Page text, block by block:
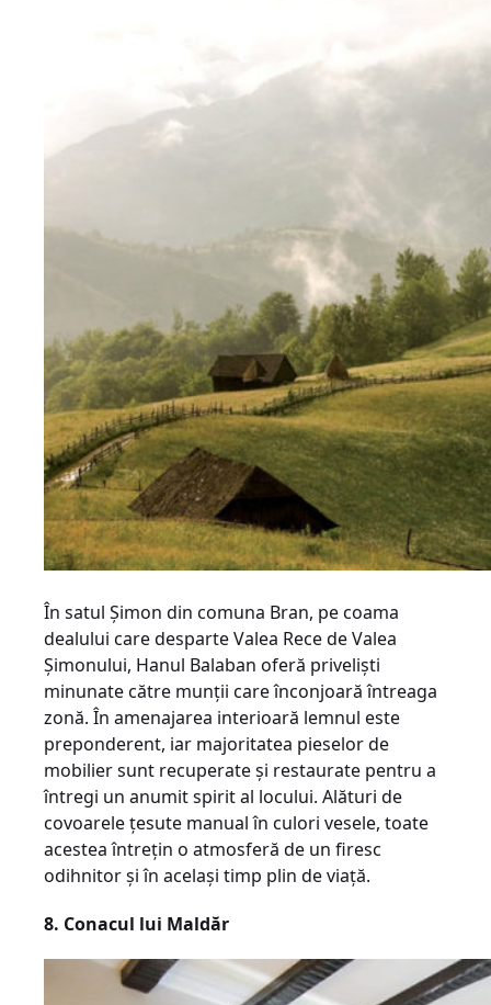
În satul Șimon din comuna Bran, pe coama
dealului care desparte Valea Rece de Valea
Șimonului, Hanul Balaban oferă priveliști
minunate către munții care înconjoară întreaga
zonă. În amenajarea interioară lem­nul este
preponderent, iar majoritatea pieselor de
mobilier sunt recuperate și restaurate pentru a
întregi un anumit spirit al locului. Alături de
covoarele țesute manual în culori vesele, toate
acestea întrețin o atmosferă de un firesc
odihnitor și în același timp plin de viață.
8. Conacul lui Maldăr